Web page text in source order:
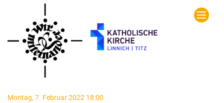
Zum Inhalt springen
Montag, 7. Februar 2022 18:00